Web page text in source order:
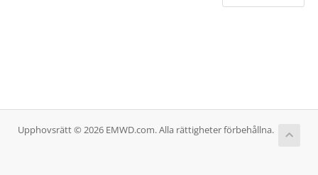
Upphovsrätt © 2026 EMWD.com. Alla rättigheter förbehållna.